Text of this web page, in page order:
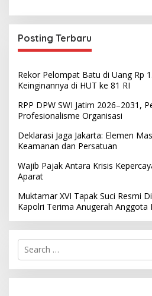
Posting Terbaru
Rekor Pelompat Batu di Uang Rp
Keinginannya di HUT ke 81 RI
RPP DPW SWI Jatim 2026–2031,
Profesionalisme Organisasi
Deklarasi Jaga Jakarta: Elemen
Keamanan dan Persatuan
Wajib Pajak Antara Krisis
Aparat
Muktamar XVI Tapak Suci Resmi
Kapolri Terima Anugerah Anggota
S
r